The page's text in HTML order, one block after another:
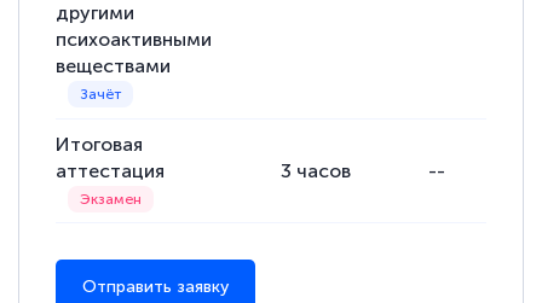
Евгения Коротких
Знаток города 2 уровня
Спасибо большое Академии! Грамотное,
понятно! Проходила повышение
квалификации. Ещё раз - СПАСИБО!
другими
психоактивными
веществами
Итоговая
аттестация
3 часов --
Отправить заявку